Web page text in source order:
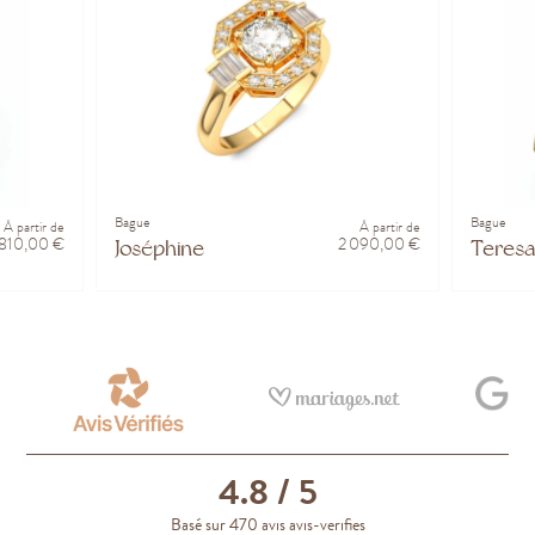
À partir de
€
Bague
Joséphine
À partir de
2 090,00 €
Bague
Teresa
4.8 / 5
Basé sur 470 avis avis-verifies